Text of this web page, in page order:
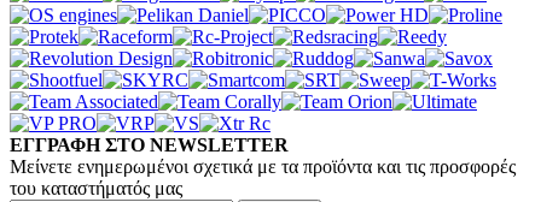
ΕΓΓΡΑΦΗ ΣΤΟ NEWSLETTER
Μείνετε ενημερωμένοι σχετικά με τα προϊόντα και τις προσφορές
του καταστήματός μας